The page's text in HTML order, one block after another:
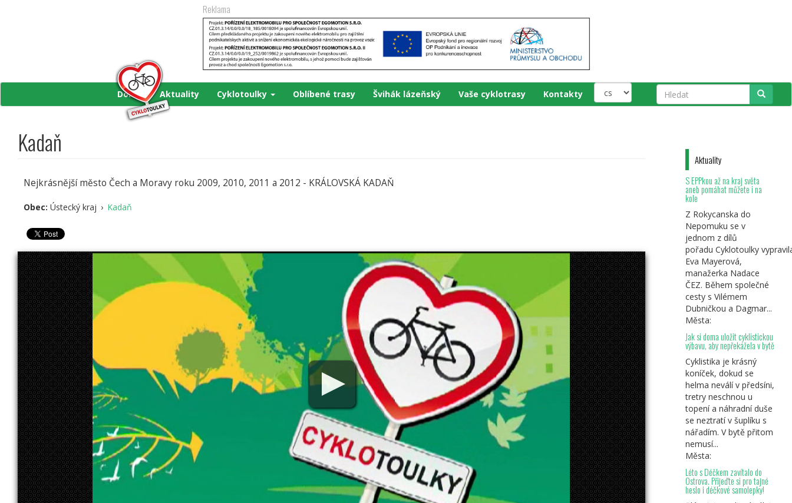
Reklama
Domů Aktuality Cyklotoulky Oblíbené trasy Švihák lázeňský Vaše cyklotrasy
Kontakty
Hledat
Kadaň
Nejkrásnější město Čech a Moravy roku 2009, 2010, 2011 a 2012 - KRÁLOVSKÁ KADAŇ
Obec: Ústecký kraj › Kadaň
Aktuality
S EPPkou až na kraj světa
aneb pomáhat můžete i na
kole
Z Rokycanska do
Nepomuku se v
jednom z dílů
pořadu Cyklotoulky
Eva Mayerová,
manažerka Nadace
ČEZ. Během společné
cesty s Vilémem
Dubničkou a Dagmar...
Města:
Jak si doma uložit cyklistickou
výbavu, aby nepřekážela v bytě
Cyklistika je krásný
koníček, dokud se
helma neválí v předsíni,
tretry neschnou u
topení a náhradní duše
se neztratí v šuplíku s
nářadím. V bytě přitom
nemusí...
Města:
Léto s Déčkem zavítalo do
Ostrova. Přijeďte si pro tajné
heslo i déčkové samolepky!